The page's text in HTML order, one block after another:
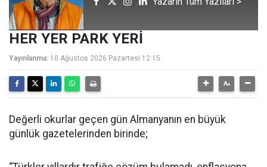
HER YER PARK YERİ
Yayınlanma: 10 Ağustos 2026 Pazartesi 12:15
Değerli okurlar geçen gün Almanyanın en büyük
günlük gazetelerinden birinde;